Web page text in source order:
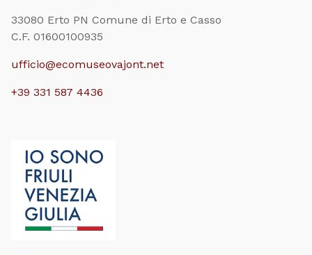
33080 Erto PN Comune di Erto e Casso
C.F. 01600100935
ufficio@ecomuseovajont.net
+39 331 587 4436